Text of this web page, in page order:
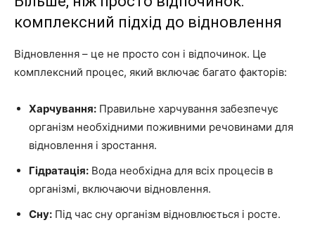
комплексний підхід до відновлення
Відновлення – це не просто сон і відпочинок. Це
комплексний процес, який включає багато факторів:
Харчування: Правильне харчування забезпечує
організм необхідними поживними речовинами для
відновлення і зростання.
Гідратація: Вода необхідна для всіх процесів в
організмі, включаючи відновлення.
Сну: Під час сну організм відновлюється і росте.